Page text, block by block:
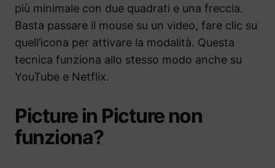
più minimale con due quadrati e una freccia.
Basta passare il mouse su un video, fare clic su
quell’icona per attivare la modalità. Questa
tecnica funziona allo stesso modo anche su
YouTube e Netflix.
Picture in Picture non
funziona?